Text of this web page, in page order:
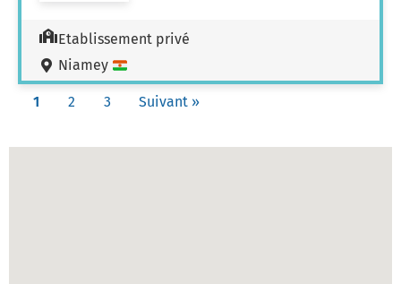
Etablissement privé
Niamey
1 2 3 Suivant »